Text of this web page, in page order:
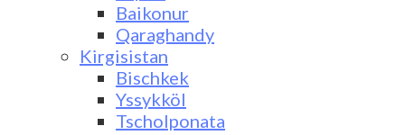
Baikonur
Qaraghandy
Kirgisistan
Bischkek
Yssykköl
Tscholponata